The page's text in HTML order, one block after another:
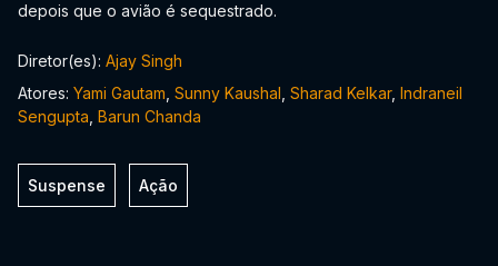
depois que o avião é sequestrado.
Diretor(es): Ajay Singh
Atores: Yami Gautam Sunny Kaushal Sharad Kelkar, Indraneil
Sengupta Barun Chanda
Suspense Ação